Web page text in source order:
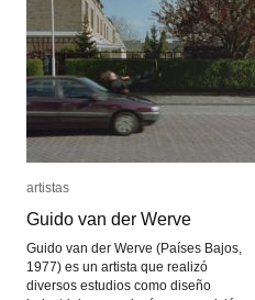
artistas
Guido van der Werve
Guido van der Werve (Países Bajos,
1977) es un artista que realizó
diversos estudios como diseño
artistas
Guido van der Werve